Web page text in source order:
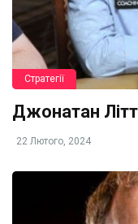
Стратегії
Джонатан
22 Лютого, 2024